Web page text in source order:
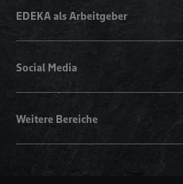
EDEKA als Arbeitgeber
Social Media
Weitere Bereiche